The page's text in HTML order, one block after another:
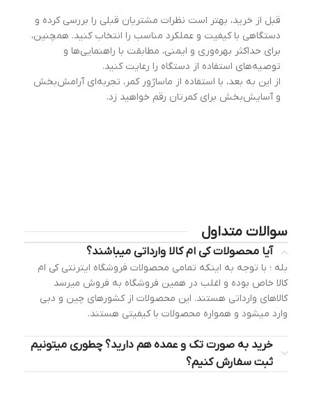
قبل از خرید، بهتر است نظرات مشتریان قبلی را بررسی کرده و
دستگاهی با کیفیت و عملکرد مناسب را انتخاب کنید. همچنین،
برای حداکثر بهره‌وری و ایمنی، مطابقت با راهنمایی‌ها و
توصیه‌های استفاده از دستگاه را رعایت کنید.
از این به بعد، با استفاده از ماساژور کمر، تجربه‌ای آرامش‌بخش
و آسایش‌بخش برای کمرتان رقم خواهید زد.
سوالات متداول
آیا محصولات کی ام کالا وارداتی میباشند؟
؛ با توجه به اینکه تمامی محصولات فروشگاه ایترنتی کی ام
کالا خاص بوده و اغلب در همین فروشگاه به فروش میرسد
کالاهای وارداتی هستند. این محصولات از کشورهای چین و دبی
وارد میشود و همواره محصولات با کیفیتی هستند.
خرید به صورت تک و عمده هم دارید؟ چطوری میتونیم
ثبت سفارش کنیم؟